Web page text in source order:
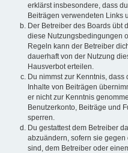
erklärst insbesondere, dass
Beiträgen verwendeten Links
Der Betreiber des Boards übt
diese Nutzungsbedingungen
Regeln kann der Betreiber
dauerhaft von der Nutzung
Hausverbot erteilen.
Du nimmst zur Kenntnis,
Inhalte von Beiträgen
er nicht zur Kenntnis
Benutzerkonto, Beiträge und
sperren.
Du gestattest dem Betreiber
abzuändern, sofern sie
sind, dem Betreiber oder